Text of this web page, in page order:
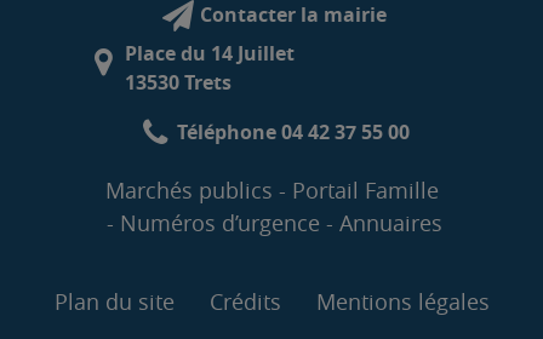
Contacter la mairie
Place du 14 Juillet
13530 Trets
Téléphone 04 42 37 55 00
Marchés publics
Portail Famille
Numéros d’urgence
Annuaires
Plan du site Crédits Mentions légales